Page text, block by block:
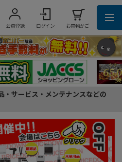
会員登録 ログイン お買物かご
・サービス・メンテナンスなどの